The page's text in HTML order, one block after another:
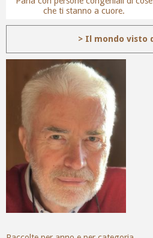
che ti stanno a cuore.
> Il mondo visto